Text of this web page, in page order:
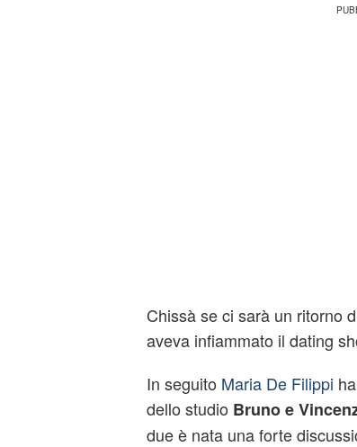
Chissà se ci sarà un ritorno
aveva infiammato il dating
In seguito Maria De Filippi
dello studio Bruno e
due è nata una forte